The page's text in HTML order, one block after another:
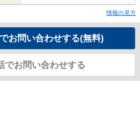
情報の見方
お問い合わせする(無料)
でお問い合わせする